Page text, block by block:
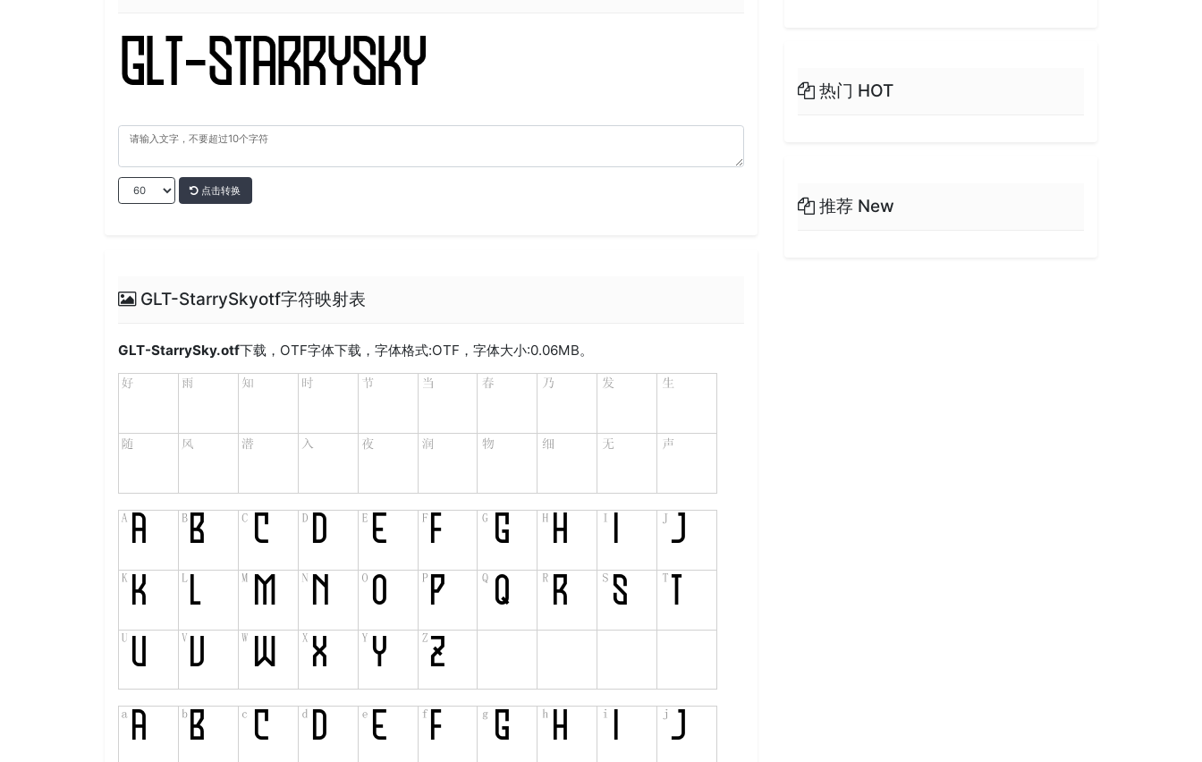
点击转换
GLT-StarrySkyotf字符映射表
GLT-StarrySky.otf下载， OTF字体下载，字体格式:OTF ，字体大小:0.06MB。
热门 HOT
推荐 New